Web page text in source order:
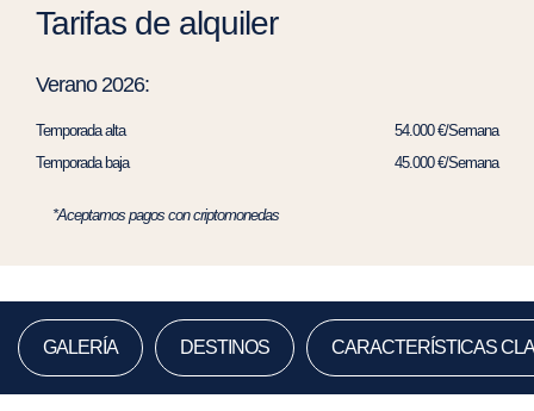
Tarifas de alquiler
Verano 2026:
Temporada alta
54.000 €/Semana
Temporada baja
45.000 €/Semana
*Aceptamos pagos con criptomonedas
GALERÍA DESTINOS CARACTERÍSTICAS